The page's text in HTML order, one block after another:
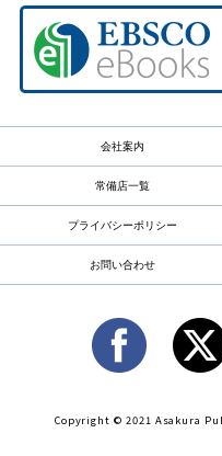
会社案内
常備店一覧
プライバシーポリシー
お問い合わせ
Copyright © 2021 Asakura